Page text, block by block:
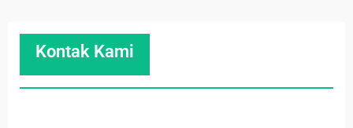
Kontak Kami